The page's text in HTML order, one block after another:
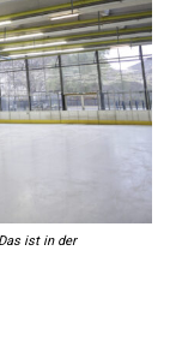
ist in der